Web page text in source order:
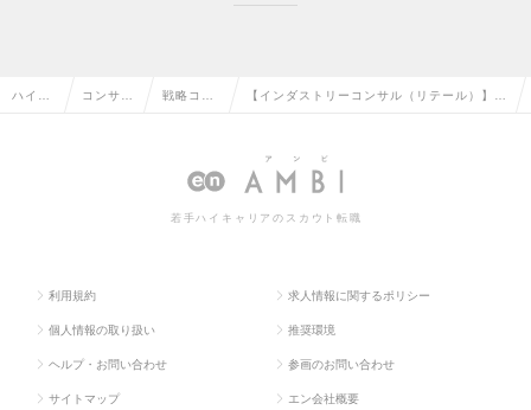
ハイク コンサル 戦略コン
トの転職
【インダストリーコンサル（リテール）】世
を生かしたDX推進の求人情報
若手ハイキャリアのスカウト転職
利用規約 求人情報に関するポリシー
個人情報の取り扱い 推奨環境
ヘルプ・お問い合わせ 参画のお問い合わせ
サイトマップ エン会社概要